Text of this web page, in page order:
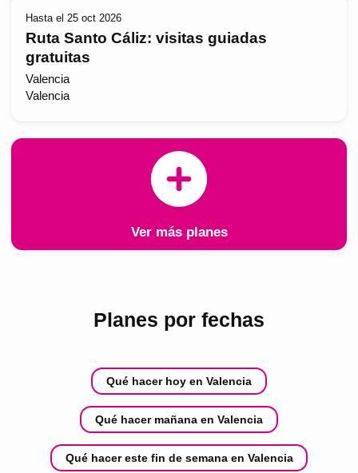
Hasta el 25 oct 2026
Ruta Santo Cáliz: visitas guiadas
gratuitas
Valencia
Valencia
Ver más planes
Planes por fechas
Qué hacer hoy en Valencia
Qué hacer mañana en Valencia
Qué hacer este fin de semana en Valencia